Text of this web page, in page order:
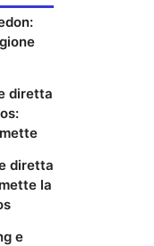
diretta
diretta
la
e